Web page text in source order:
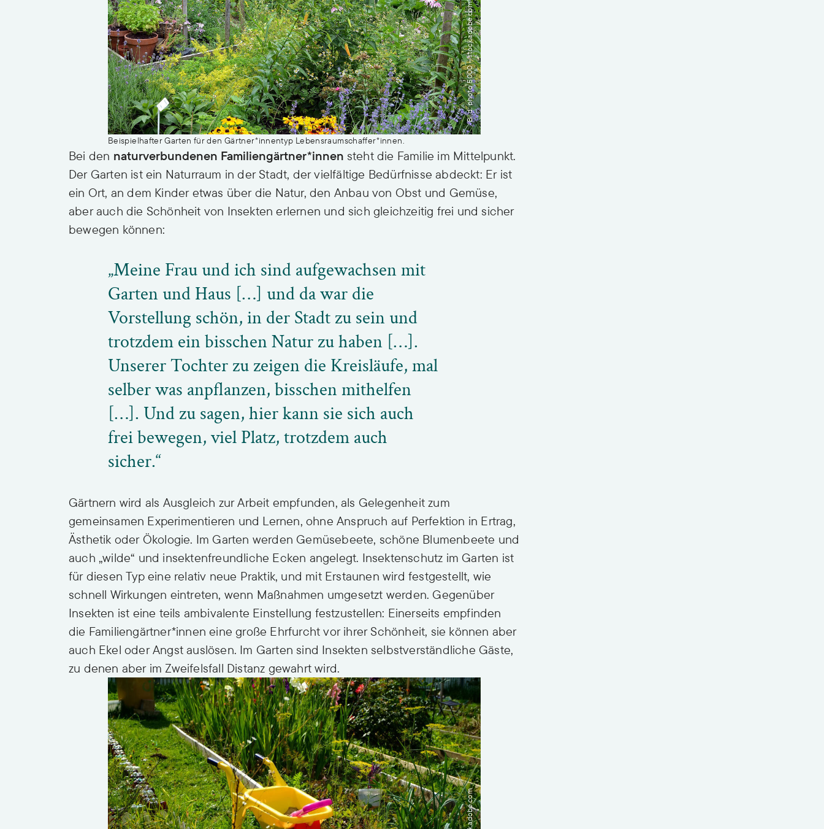
Bild: photo 5000 – stock.adobe.com
Beispielhafter Garten für den Gärtner*innentyp Lebensraumschaffer*innen.
Bei den naturverbundenen Familiengärtner*innen steht die Familie im Mittelpunkt.
Der Garten ist ein Naturraum in der Stadt, der vielfältige Bedürfnisse abdeckt: Er ist
ein Ort, an dem Kinder etwas über die Natur, den Anbau von Obst und Gemüse,
aber auch die Schönheit von Insekten erlernen und sich gleichzeitig frei und sicher
bewegen können:
„Meine Frau und ich sind aufgewachsen mit
Garten und Haus […] und da war die
Vorstellung schön, in der Stadt zu sein und
trotzdem ein bisschen Natur zu haben […].
Unserer Tochter zu zeigen die Kreisläufe, mal
selber was anpflanzen, bisschen mithelfen
[…]. Und zu sagen, hier kann sie sich auch
frei bewegen, viel Platz, trotzdem auch
sicher.“
Gärtnern wird als Ausgleich zur Arbeit empfunden, als Gelegenheit zum
gemeinsamen Experimentieren und Lernen, ohne Anspruch auf Perfektion in Ertrag,
Ästhetik oder Ökologie. Im Garten werden Gemüsebeete, schöne Blumenbeete und
auch „wilde“ und insektenfreundliche Ecken angelegt. Insektenschutz im Garten ist
für diesen Typ eine relativ neue Praktik, und mit Erstaunen wird festgestellt, wie
schnell Wirkungen eintreten, wenn Maßnahmen umgesetzt werden. Gegenüber
Insekten ist eine teils ambivalente Einstellung festzustellen: Einerseits empfinden
die Familiengärtner*innen eine große Ehrfurcht vor ihrer Schönheit, sie können aber
auch Ekel oder Angst auslösen. Im Garten sind Insekten selbstverständliche Gäste,
zu denen aber im Zweifelsfall Distanz gewahrt wird.